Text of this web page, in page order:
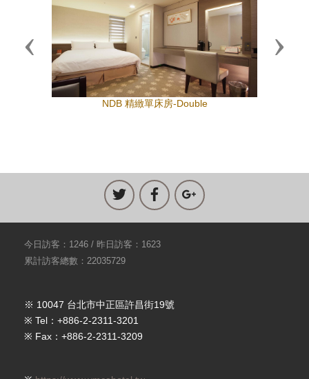
NDB 精緻單床房-Double
Previous Next
今日訪客：1246 / 昨日訪客：1623
累計訪客總數：22035729
※ 10047 台北市中正區許昌街19號
※ Tel：+886-2-2311-3201
※ Fax：+886-2-2311-3209